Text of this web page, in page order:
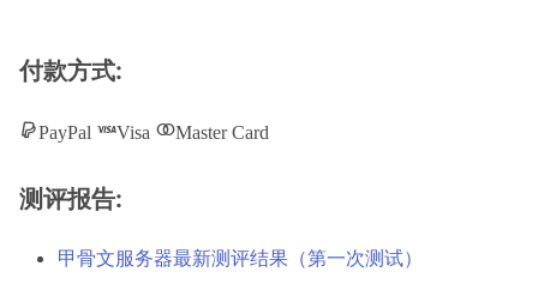
付款方式:
PayPal Visa Master Card
测评报告:
甲骨文服务器最新测评结果（第一次测试）